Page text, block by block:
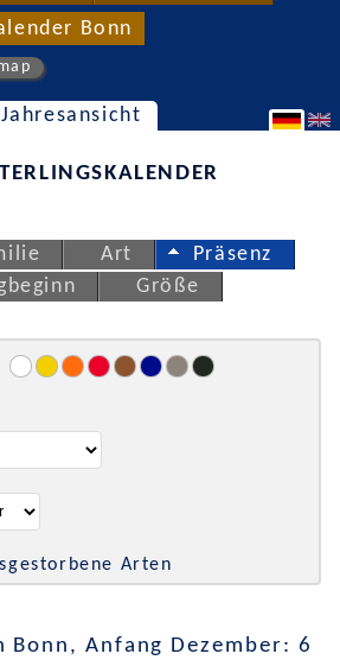
Bonn
Jahresansicht
Art
Präsenz
Größe
Arten
Bonn, Anfang Dezember: 6